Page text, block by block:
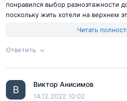
Согласен справилами
Отправить комментарий
понравился выбор разноэтажности
поскольку жить хотели на верхнем
даже в такую погоду дворы чистые,
Читать
Ответить
Ответ на отзыв @Полина И.
В Виктор Анисимов
14.12.2022 10:02